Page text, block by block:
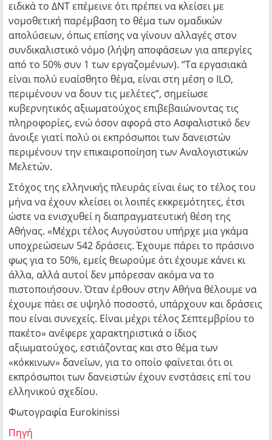
ειδικά το ΔΝΤ επέμεινε ότι πρέπει να κλείσει με
νομοθετική παρέμβαση το θέμα των ομαδικών
απολύσεων, όπως επίσης να γίνουν αλλαγές στον
συνδικαλιστικό νόμο (λήψη αποφάσεων για απεργίες
από το 50% συν 1 των εργαζομένων). “Τα εργασιακά
είναι πολύ ευαίσθητο θέμα, είναι στη μέση ο ILO,
περιμένουν να δουν τις μελέτες”, σημείωσε
κυβερνητικός αξιωματούχος επιβεβαιώνοντας τις
πληροφορίες, ενώ όσον αφορά στο Ασφαλιστικό δεν
άνοιξε γιατί πολύ οι εκπρόσωποι των δανειστών
περιμένουν την επικαιροποίηση των Αναλογιστικών
Μελετών.
Στόχος της ελληνικής πλευράς είναι έως το τέλος του
μήνα να έχουν κλείσει οι λοιπές εκκρεμότητες, έτσι
ώστε να ενισχυθεί η διαπραγματευτική θέση της
Αθήνας. «Μέχρι τέλος Αυγούστου υπήρχε μια γκάμα
υποχρεώσεων 542 δράσεις. Έχουμε πάρει το πράσινο
φως για το 50%, εμείς θεωρούμε ότι έχουμε κάνει κι
άλλα, αλλά αυτοί δεν μπόρεσαν ακόμα να το
πιστοποιήσουν. Όταν έρθουν στην Αθήνα θέλουμε να
έχουμε πάει σε υψηλό ποσοστό, υπάρχουν και δράσεις
που είναι συνεχείς. Είναι μέχρι τέλος Σεπτεμβρίου το
πακέτο» ανέφερε χαρακτηριστικά ο ίδιος
αξιωματούχος, εστιάζοντας και στο θέμα των
«κόκκινων» δανείων, για το οποίο φαίνεται ότι οι
εκπρόσωποι των δανειστών έχουν ενστάσεις επί του
ελληνικού σχεδίου.
Φωτογραφία Eurokinissi
Πηγή